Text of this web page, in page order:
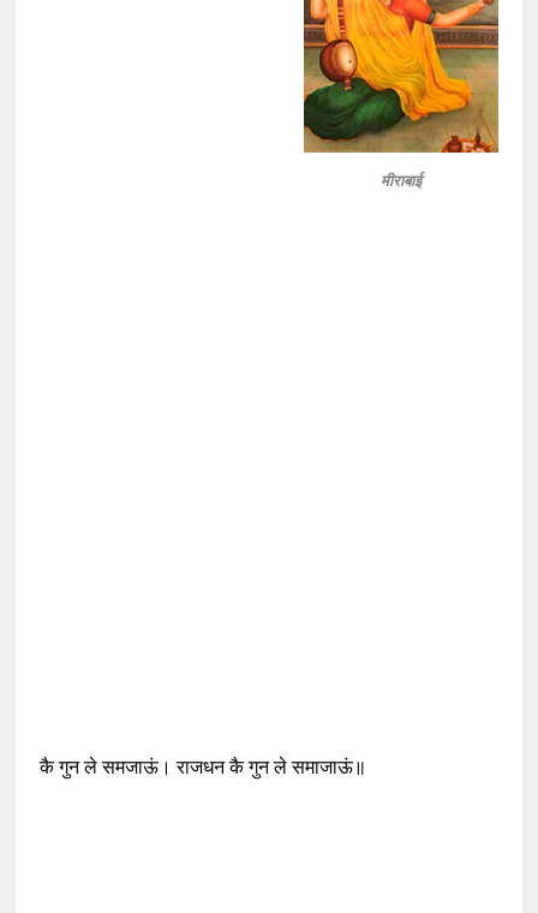
मीराबाई
कै गुन ले समजाऊं। राजधन कै गुन ले समाजाऊं॥